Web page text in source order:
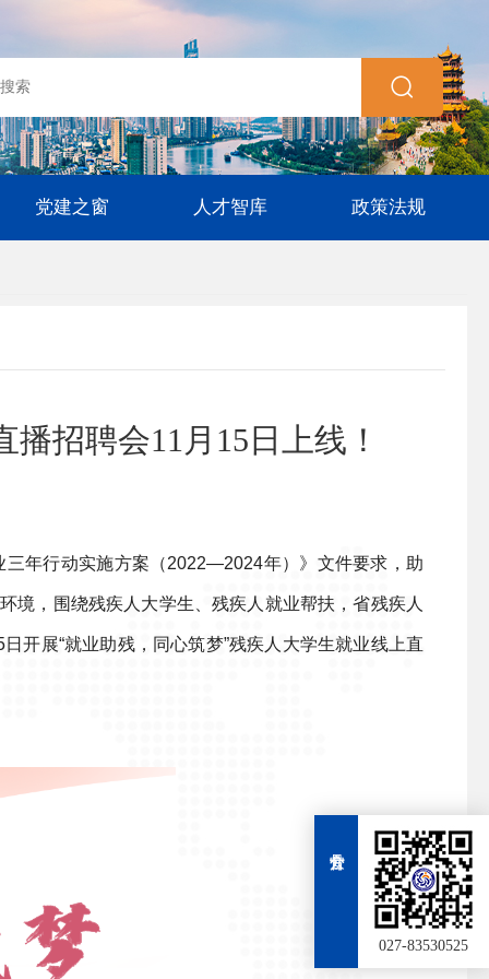
027-83530525
党建之窗 人才智库 政策法规
招聘会11月15日上线！
年行动实施方案（2022—2024年）》文件要求，助
境，围绕残疾人大学生、残疾人就业帮扶，省残疾人
开展“就业助残，同心筑梦”残疾人大学生就业线上直